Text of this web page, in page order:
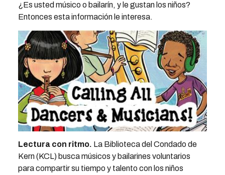
¿Es usted músico o bailarín, y le gustan los niños?
Entonces esta información le interesa.
Lectura con ritmo. La Biblioteca del Condado de
Kern (KCL) busca músicos y bailarines voluntarios
para compartir su tiempo y talento con los niños